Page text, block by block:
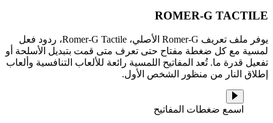
ROMER-G TACTILE
يوفر ملف تعريف Romer-G الأصلي، Romer-G Tactile، ردود فعل
لمسية مع كل ضغطة مفتاح حتى تعرف متى قمت بتبديل الأسلحة أو
تفعيل قدرة ما. تُعد المفاتيح اللمسية رائعة للألعاب التنافسية وألعاب
إطلاق النار من منظور الشخص الأول.
اسمع ضغطات المفاتيح